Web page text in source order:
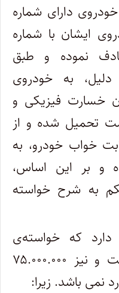
دارای شماره
ایشان با شماره
نموده و طبق
به خودروی
۹۲.۰۰۰.۰۰۰ تومان خسارت فیزیکی و
قیمت تحمیل شده و از
تومان بابت خواب خودرو، به
و بر این اساس،
به شرح خواسته
که خواسته‌ی
خواهان راجع به افت قیمت و نیز ۷۵.۰۰۰.۰۰۰
نمی باشد. زیرا: